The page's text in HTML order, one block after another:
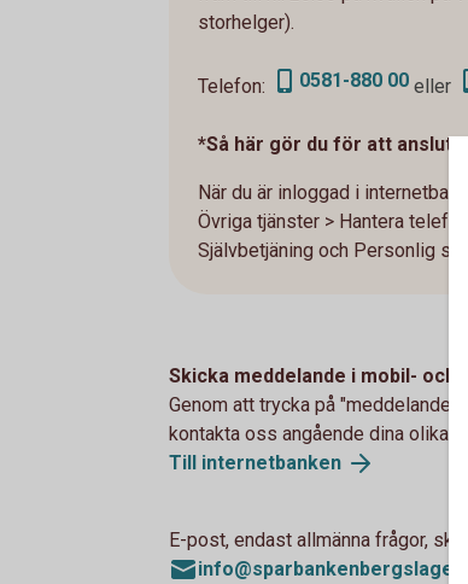
storhelger).
Telefon: 0581-880 00 eller
*Så här gör du för att ansluta
När du är inloggad i
Övriga tjänster > Hantera
Självbetjäning och Personlig
Skicka meddelande i mobil- och
Genom att trycka på "meddelande"
kontakta oss angående dina olika
Till internetbanken
E-post, endast allmänna frågor,